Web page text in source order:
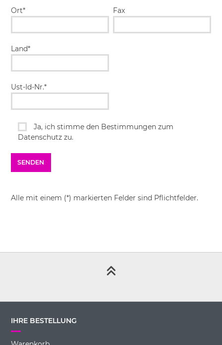
Ort*
Land*
Ust-Id-Nr.*
Fax
Ja, ich stimme den Bestimmungen zum
Datenschutz zu.
Alle mit einem (*) markierten Felder sind Pflichtfelder.
IHRE BESTELLUNG